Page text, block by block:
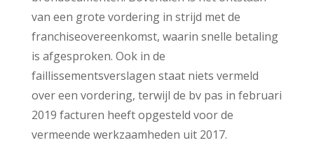
van een grote vordering in strijd met de
franchiseovereenkomst, waarin snelle betaling
is afgesproken. Ook in de
faillissementsverslagen staat niets vermeld
over een vordering, terwijl de bv pas in februari
2019 facturen heeft opgesteld voor de
vermeende werkzaamheden uit 2017.